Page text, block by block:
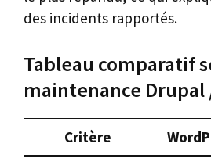
des incidents rapportés.
Tableau comparatif
maintenance Drupal
Critère